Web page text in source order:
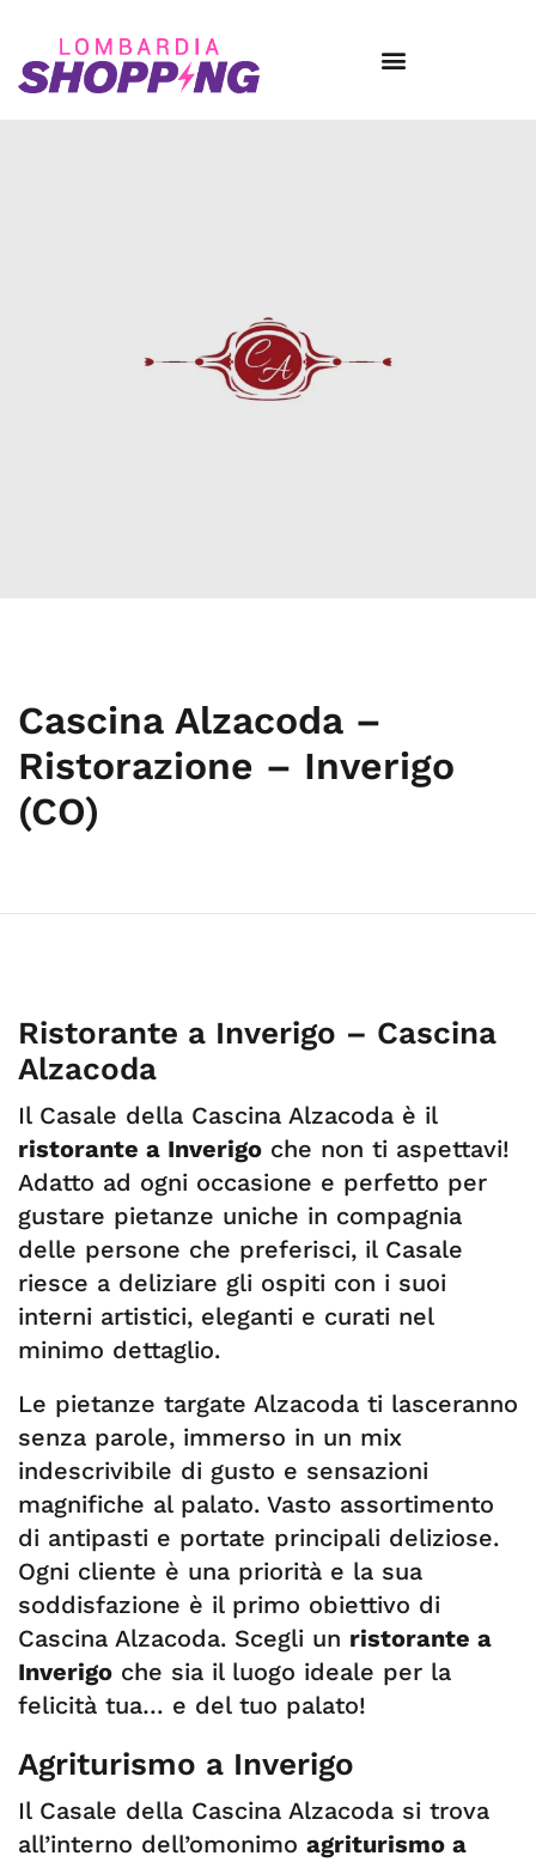
Cascina Alzacoda –
Ristorazione – Inverigo
(CO)
Ristorante a Inverigo – Cascina
Alzacoda
Il Casale della Cascina Alzacoda è il
ristorante a Inverigo che non ti aspettavi!
Adatto ad ogni occasione e perfetto per
gustare pietanze uniche in compagnia
delle persone che preferisci, il Casale
riesce a deliziare gli ospiti con i suoi
interni artistici, eleganti e curati nel
minimo dettaglio.
Le pietanze targate Alzacoda ti lasceranno
senza parole, immerso in un mix
indescrivibile di gusto e sensazioni
magnifiche al palato. Vasto assortimento
di antipasti e portate principali deliziose.
Ogni cliente è una priorità e la sua
soddisfazione è il primo obiettivo di
Cascina Alzacoda. Scegli un ristorante a
Inverigo che sia il luogo ideale per la
felicità tua… e del tuo palato!
Agriturismo a Inverigo
Il Casale della Cascina Alzacoda si trova
all’interno dell’omonimo agriturismo a